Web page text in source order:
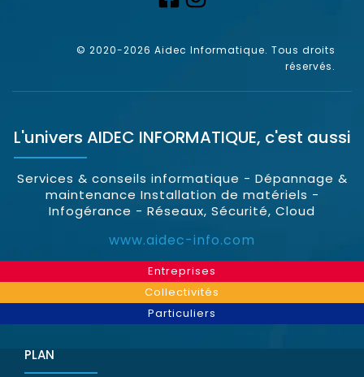
© 2020-2026 Aidec Informatique. Tous droits
réservés.
L'univers AIDEC INFORMATIQUE, c'est aussi
Services & conseils informatique - Dépannage &
maintenance Installation de matériels -
Infogérance - Réseaux, Sécurité, Cloud
www.aidec-info.com
Entreprises
Collectivités
Particuliers
PLAN